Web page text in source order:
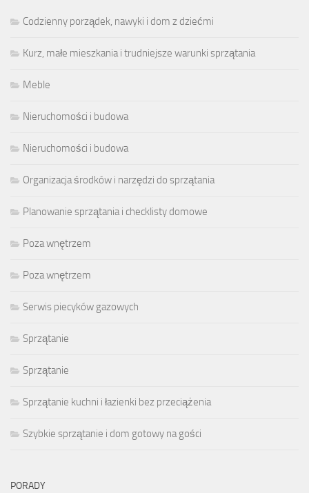
Codzienny porządek, nawyki i dom z dziećmi
Kurz, małe mieszkania i trudniejsze warunki sprzątania
Meble
Nieruchomości i budowa
Nieruchomości i budowa
Organizacja środków i narzędzi do sprzątania
Planowanie sprzątania i checklisty domowe
Poza wnętrzem
Poza wnętrzem
Serwis piecyków gazowych
Sprzątanie
Sprzątanie
Sprzątanie kuchni i łazienki bez przeciążenia
Szybkie sprzątanie i dom gotowy na gości
PORADY